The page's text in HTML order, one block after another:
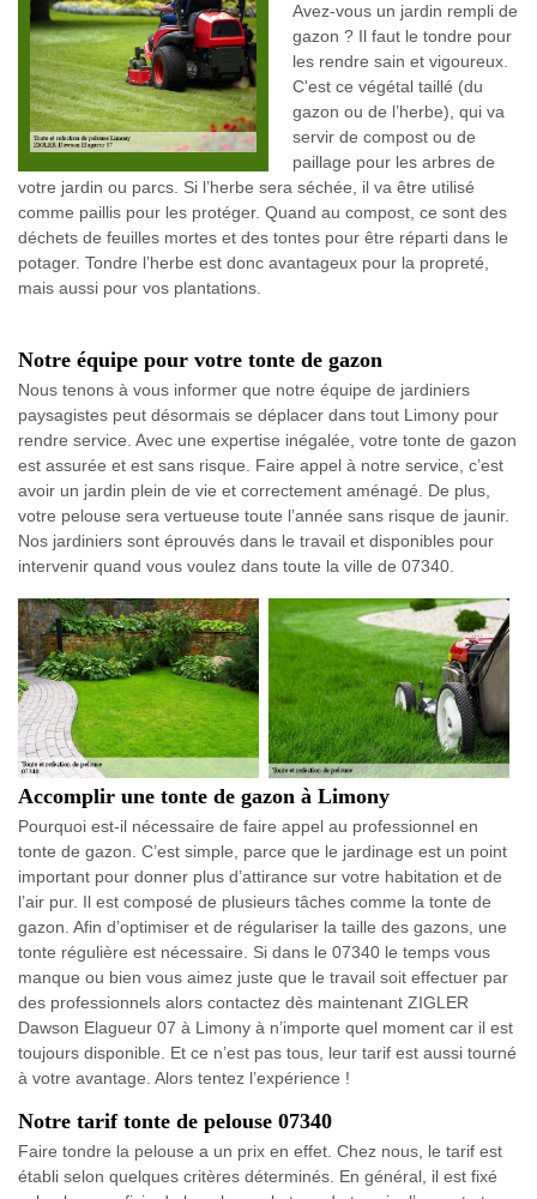
Avez-vous un jardin rempli de
gazon ? Il faut le tondre pour
les rendre sain et vigoureux.
C'est ce végétal taillé (du
gazon ou de l’herbe), qui va
servir de compost ou de
paillage pour les arbres de
votre jardin ou parcs. Si l’herbe sera séchée, il va être utilisé
comme paillis pour les protéger. Quand au compost, ce sont des
déchets de feuilles mortes et des tontes pour être réparti dans le
potager. Tondre l’herbe est donc avantageux pour la propreté,
mais aussi pour vos plantations.
Notre équipe pour votre tonte de gazon
Nous tenons à vous informer que notre équipe de jardiniers
paysagistes peut désormais se déplacer dans tout Limony pour
rendre service. Avec une expertise inégalée, votre tonte de gazon
est assurée et est sans risque. Faire appel à notre service, c’est
avoir un jardin plein de vie et correctement aménagé. De plus,
votre pelouse sera vertueuse toute l’année sans risque de jaunir.
Nos jardiniers sont éprouvés dans le travail et disponibles pour
intervenir quand vous voulez dans toute la ville de 07340.
Accomplir une tonte de gazon à Limony
Pourquoi est-il nécessaire de faire appel au professionnel en
tonte de gazon. C’est simple, parce que le jardinage est un point
important pour donner plus d’attirance sur votre habitation et de
l’air pur. Il est composé de plusieurs tâches comme la tonte de
gazon. Afin d’optimiser et de régulariser la taille des gazons, une
tonte régulière est nécessaire. Si dans le 07340 le temps vous
manque ou bien vous aimez juste que le travail soit effectuer par
des professionnels alors contactez dès maintenant ZIGLER
Dawson Elagueur 07 à Limony à n’importe quel moment car il est
toujours disponible. Et ce n’est pas tous, leur tarif est aussi tourné
à votre avantage. Alors tentez l’expérience !
Notre tarif tonte de pelouse 07340
Faire tondre la pelouse a un prix en effet. Chez nous, le tarif est
établi selon quelques critères déterminés. En général, il est fixé